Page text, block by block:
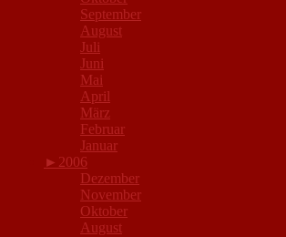
September
August
Juli
Juni
Mai
April
März
Februar
Januar
► 2006
Dezember
November
Oktober
August